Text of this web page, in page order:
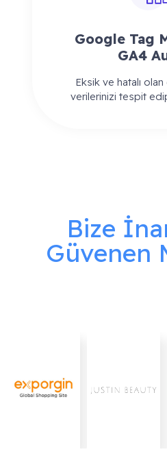
Google Tag
GA4
Eksik ve hatalı
verilerinizi tespit
Bize
Güvenen